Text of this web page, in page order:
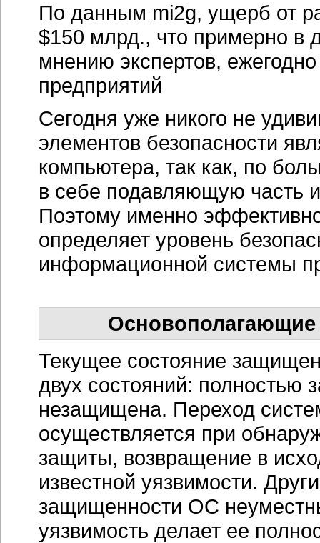
По данным mi2g, ущерб от
$150 млрд., что примерно в
мнению экспертов,
предприятий
Сегодня уже никого не
элементов безопасности
компьютера, так как, по
в себе подавляющую часть
Поэтому именно
определяет уровень
информационной системы
Текущее состояние
двух состояний:
незащищена. Переход
осуществляется при
защиты, возвращение в
известной уязвимости.
защищенности ОС
уязвимость делает ее